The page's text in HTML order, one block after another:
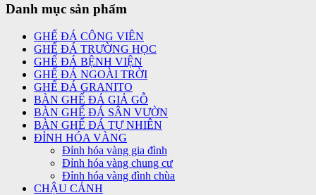
Danh mục sản phẩm
GHẾ ĐÁ CÔNG VIÊN
GHẾ ĐÁ TRƯỜNG HỌC
GHẾ ĐÁ BỆNH VIỆN
GHẾ ĐÁ NGOÀI TRỜI
GHẾ ĐÁ GRANITO
BÀN GHẾ ĐÁ GIẢ GỖ
BÀN GHẾ ĐÁ SÂN VƯỜN
BÀN GHẾ ĐÁ TỰ NHIÊN
ĐỈNH HÓA VÀNG
Đỉnh hóa vàng gia đình
Đỉnh hóa vàng chung cư
Đỉnh hóa vàng đình chùa
CHẬU CẢNH